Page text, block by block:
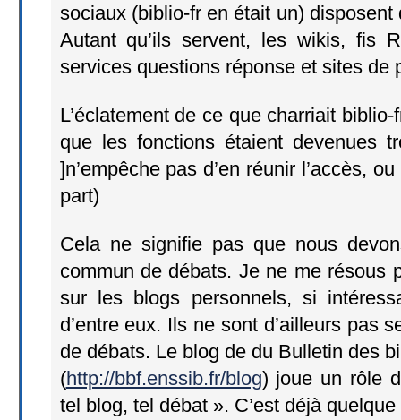
sociaux (biblio-fr en était un)
Autant qu’ils servent, les wikis, fis
services questions réponse et sites de
L’éclatement de ce que charriait
que les fonctions étaient devenues
]n’empêche pas d’en réunir l’accès,
part)
Cela ne signifie pas que nous
commun de débats. Je ne me résous
sur les blogs personnels, si
d’entre eux. Ils ne sont d’ailleurs pas
de débats. Le blog de du Bulletin des
(http://bbf.enssib.fr/blog) joue un rôle
tel blog, tel débat ». C’est déjà